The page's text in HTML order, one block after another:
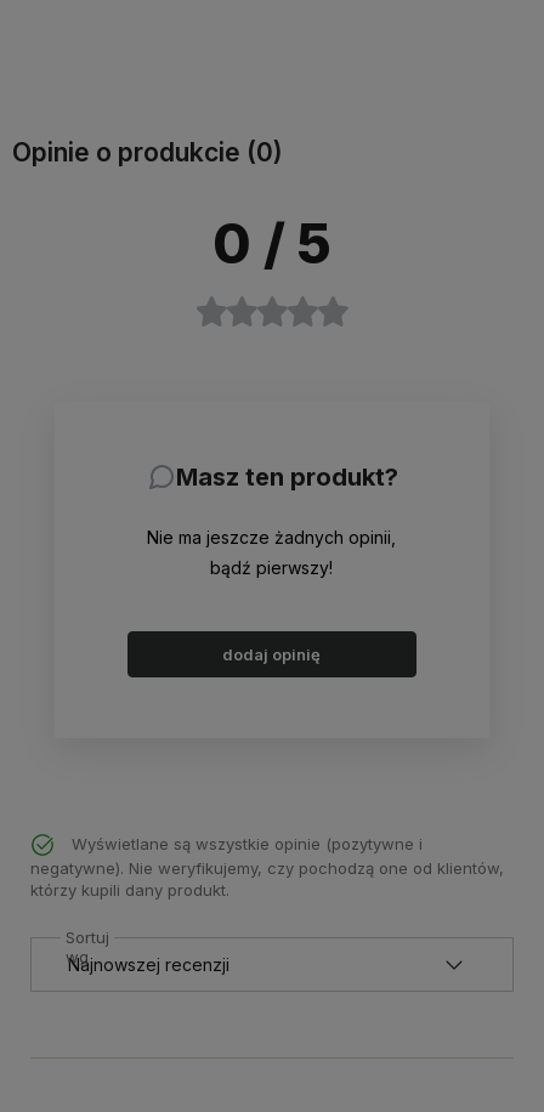
Opinie o produkcie (0)
0 / 5
Masz ten produkt?
Nie ma jeszcze żadnych opinii,
bądź pierwszy!
dodaj opinię
Wyświetlane są wszystkie opinie (pozytywne i
negatywne). Nie weryfikujemy, czy pochodzą one od klientów,
którzy kupili dany produkt.
Sortuj
wg